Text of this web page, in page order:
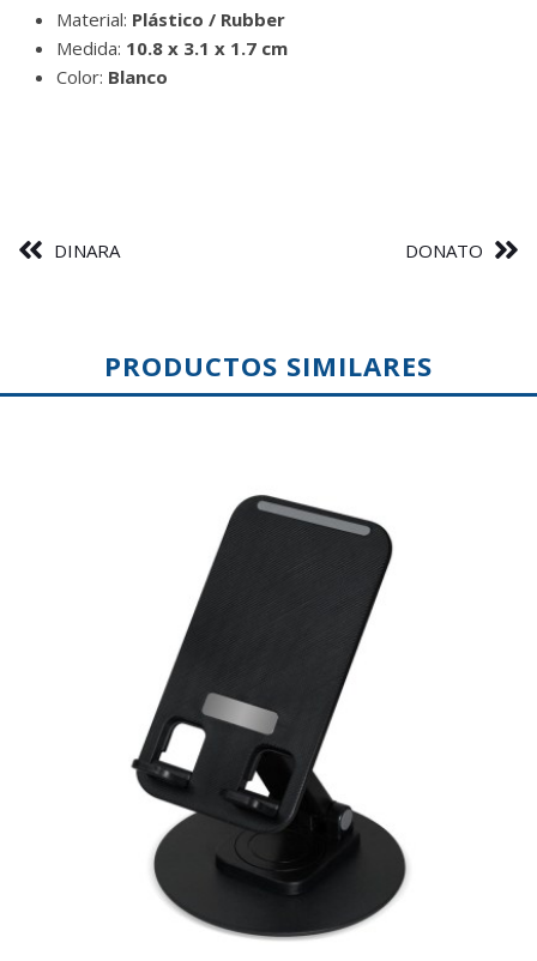
Material: Plástico / Rubber
Medida: 10.8 x 3.1 x 1.7 cm
Color: Blanco
DINARA DONATO
PRODUCTOS SIMILARES